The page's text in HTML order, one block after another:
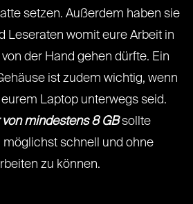
setzen. Außerdem haben sie
Leseraten womit eure Arbeit in
der Hand gehen dürfte. Ein
ist zudem wichtig, wenn
Laptop unterwegs seid.
mindestens 8 GBsollte
möglichst schnell und ohne
zu können.